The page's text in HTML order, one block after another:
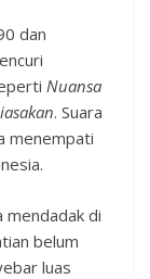
dan
Nuansa
. Suara
menempati
mendadak di
belum
luas